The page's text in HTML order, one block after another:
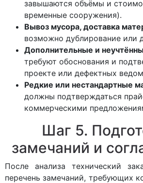
завышаются объёмы и
временные сооружения).
Вывоз мусора, доставка
возможно дублирование или
Дополнительные и
требуют обоснования и
проекте или дефектных
Редкие или нестандартные
должны подтверждаться
коммерческими
Шаг 5.
замечаний и
После анализа технический
перечень замечаний, требующих